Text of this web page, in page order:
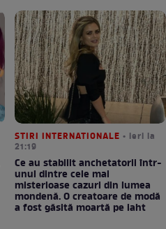
STIRI INTERNATIONALE • ieri la
21:19
Ce au stabilit anchetatorii într-
unul dintre cele mai
misterioase cazuri din lumea
mondenă. O creatoare de modă
a fost găsită moartă pe iaht